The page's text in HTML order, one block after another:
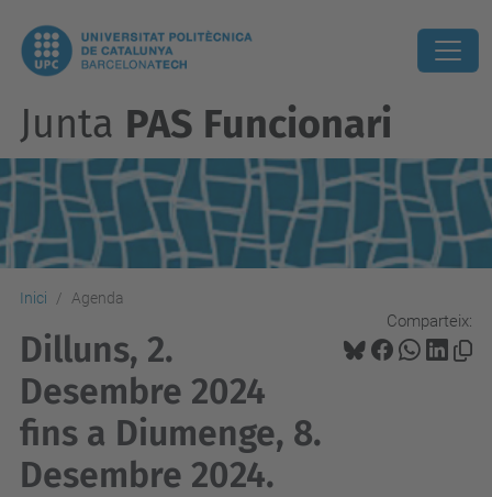
Junta PAS Funcionari
Inici Agenda
Comparteix:
Dilluns, 2.
Desembre 2024
fins a Diumenge, 8.
Desembre 2024.